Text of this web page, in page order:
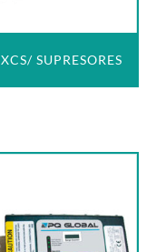
XCS/ SUPRESORES